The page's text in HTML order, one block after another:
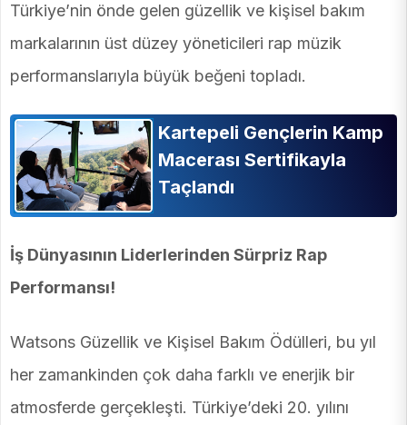
Türkiye’nin önde gelen güzellik ve kişisel bakım
markalarının üst düzey yöneticileri rap müzik
performanslarıyla büyük beğeni topladı.
Kartepeli Gençlerin Kamp
Macerası Sertifikayla
Taçlandı
İş Dünyasının Liderlerinden Sürpriz Rap
Performansı!
Watsons Güzellik ve Kişisel Bakım Ödülleri, bu yıl
her zamankinden çok daha farklı ve enerjik bir
atmosferde gerçekleşti. Türkiye’deki 20. yılını